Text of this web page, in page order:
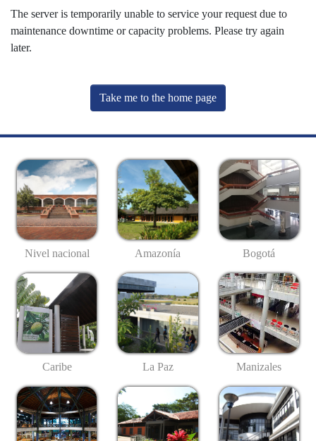
The server is temporarily unable to service your request due to
maintenance downtime or capacity problems. Please try again
later.
Take me to the home page
Nivel nacional Amazonía Bogotá
Caribe La Paz Manizales